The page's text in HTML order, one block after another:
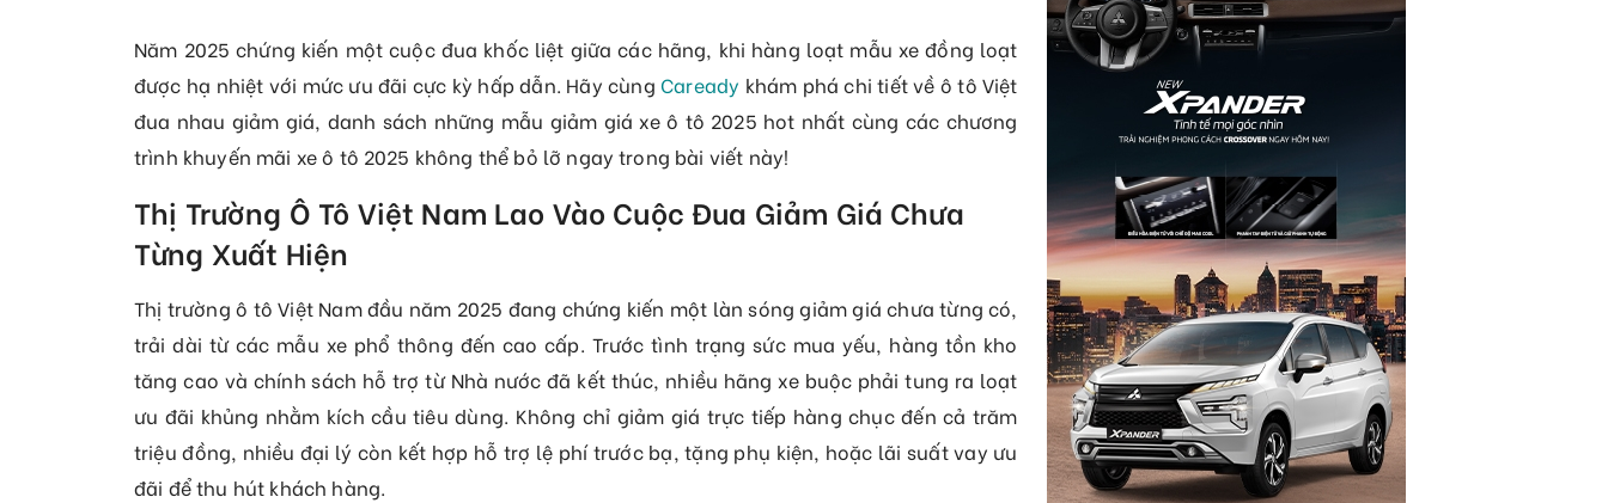
Năm 2025 chứng kiến một cuộc đua khốc liệt giữa các hãng, khi hàng loạt mẫu xe đồng loạt
được hạ nhiệt với mức ưu đãi cực kỳ hấp dẫn. Hãy cùngCaready khám phá chi tiết về ô tô Việt
đua nhau giảm giá, danh sách những mẫu giảm giá xe ô tô 2025 hot nhất cùng các chương
trình khuyến mãi xe ô tô 2025 không thể bỏ lỡ ngay trong bài viết này!
Thị Trường Ô Tô Việt Nam Lao Vào Cuộc Đua Giảm Giá Chưa
Từng Xuất Hiện
Thị trường ô tô Việt Nam đầu năm 2025 đang chứng kiến một làn sóng giảm giá chưa từng có,
trải dài từ các mẫu xe phổ thông đến cao cấp. Trước tình trạng sức mua yếu, hàng tồn kho
tăng cao và chính sách hỗ trợ từ Nhà nước đã kết thúc, nhiều hãng xe buộc phải tung ra loạt
ưu đãi khủng nhằm kích cầu tiêu dùng. Không chỉ giảm giá trực tiếp hàng chục đến cả trăm
triệu đồng, nhiều đại lý còn kết hợp hỗ trợ lệ phí trước bạ, tặng phụ kiện, hoặc lãi suất vay ưu
đãi để thu hút khách hàng.